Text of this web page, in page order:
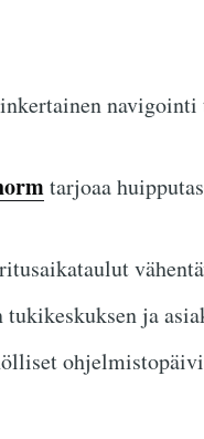
navigointi
tarjoaa
tukikeskuksen ja